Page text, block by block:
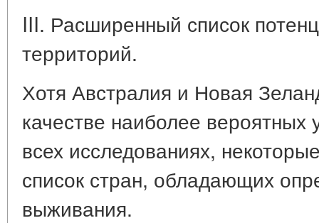
III. Расширенный список
территорий.
Хотя Австралия и Новая
качестве наиболее
всех исследованиях,
список стран, обладающих
выживания.